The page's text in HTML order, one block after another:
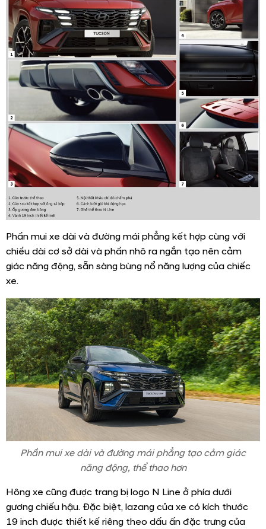
Phần mui xe dài và đường mái phẳng kết hợp cùng với
chiều dài cơ sở dài và phần nhô ra ngắn tạo nên cảm
giác năng động, sẵn sàng bùng nổ năng lượng của chiếc
xe.
Phần mui xe dài và đường mái phẳng tạo cảm giác
năng động, thể thao hơn
Hông xe cũng được trang bị logo N Line ở phía dưới
gương chiếu hậu. Đặc biệt, lazang của xe có kích thước
19 inch được thiết kế riêng theo dấu ấn đặc trưng của
NHẬN BÁO GIÁ XE VÀ ƯU ĐÃI
THÁNG
Ngay sau khi nhận được yêu cầu Chúng tôi sẽ gửi Báo
giá Ưu đãi đến Quý khách trong thời gian sớm nhất.